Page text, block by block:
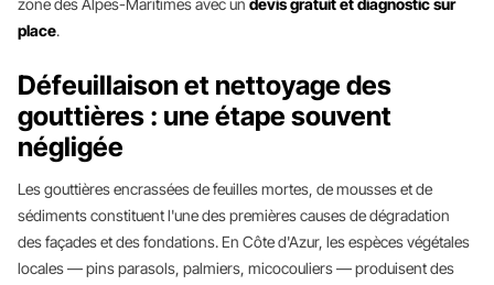
zone des Alpes-Maritimes avec un devis gratuit et diagnostic sur
place.
Défeuillaison et nettoyage des
gouttières : une étape souvent
négligée
Les gouttières encrassées de feuilles mortes, de mousses et de
sédiments constituent l'une des premières causes de dégradation
des façades et des fondations. En Côte d'Azur, les espèces végétales
locales — pins parasols, palmiers, micocouliers — produisent des